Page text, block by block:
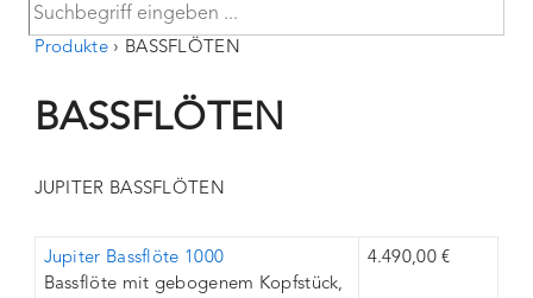
Produkte › BASSFLÖTEN
BASSFLÖTEN
JUPITER BASSFLÖTEN
Jupiter Bassflöte 1000
Bassflöte mit gebogenem Kopfstück,
4.490,00 €